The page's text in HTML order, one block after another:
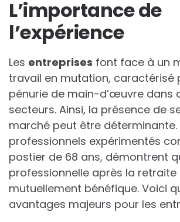
L’importance de
l’expérience
Les entreprises font face à un
travail en mutation, caractérisé
pénurie de main-d’œuvre dans
secteurs. Ainsi, la présence de
marché peut être déterminante.
professionnels expérimentés
postier de 68 ans, démontrent
professionnelle après la
mutuellement bénéfique. Voici
avantages majeurs pour les